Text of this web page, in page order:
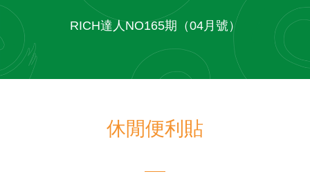
MDRT
RICH達人NO165期（04月號）
休閒便利貼